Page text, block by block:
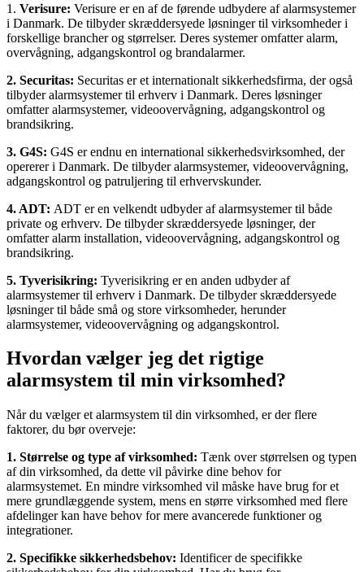
1. Verisure: Verisure er en af de førende udbydere af alarmsystemer
i Danmark. De tilbyder skræddersyede løsninger til virksomheder i
forskellige brancher og størrelser. Deres systemer omfatter alarm,
overvågning, adgangskontrol og brandalarmer.
2. Securitas: Securitas er et internationalt sikkerhedsfirma, der også
tilbyder alarmsystemer til erhverv i Danmark. Deres løsninger
omfatter alarmsystemer, videoovervågning, adgangskontrol og
brandsikring.
3. G4S: G4S er endnu en international sikkerhedsvirksomhed, der
opererer i Danmark. De tilbyder alarmsystemer, videoovervågning,
adgangskontrol og patruljering til erhvervskunder.
4. ADT: ADT er en velkendt udbyder af alarmsystemer til både
private og erhverv. De tilbyder skræddersyede løsninger, der
omfatter alarm installation, videoovervågning, adgangskontrol og
brandsikring.
5. Tyverisikring: Tyverisikring er en anden udbyder af
alarmsystemer til erhverv i Danmark. De tilbyder skræddersyede
løsninger til både små og store virksomheder, herunder
alarmsystemer, videoovervågning og adgangskontrol.
Hvordan vælger jeg det rigtige
alarmsystem til min virksomhed?
Når du vælger et alarmsystem til din virksomhed, er der flere
faktorer, du bør overveje:
1. Størrelse og type af virksomhed: Tænk over størrelsen og typen
af din virksomhed, da dette vil påvirke dine behov for
alarmsystemet. En mindre virksomhed vil måske have brug for et
mere grundlæggende system, mens en større virksomhed med flere
afdelinger kan have behov for mere avancerede funktioner og
integrationer.
2. Specifikke sikkerhedsbehov: Identificer de specifikke